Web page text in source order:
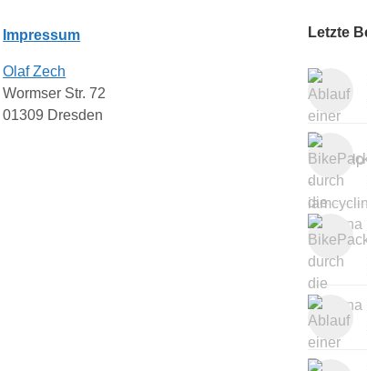
Impressum
Olaf Zech
Wormser Str. 72
01309 Dresden
Letzte